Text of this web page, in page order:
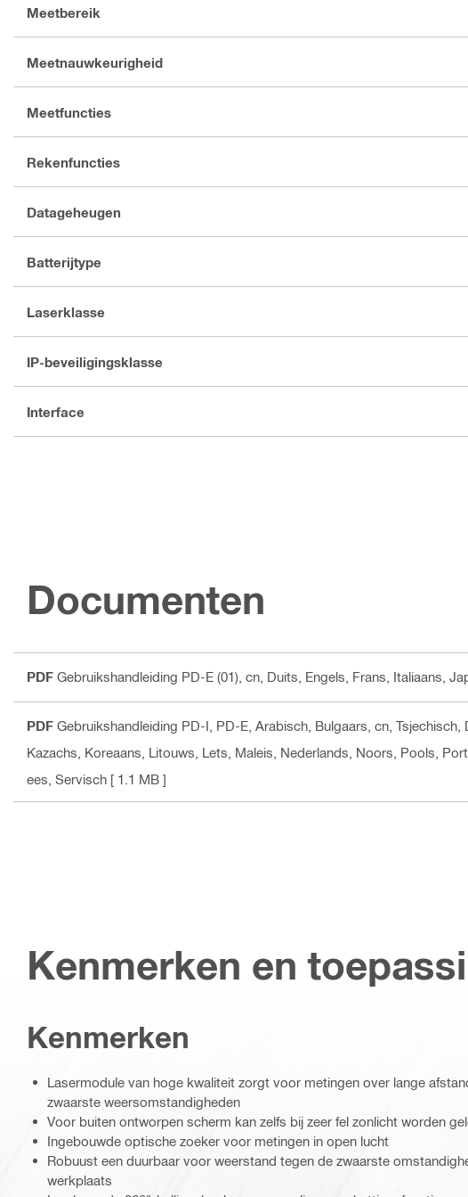
Meetbereik
Meetnauwkeurigheid
Meetfuncties
Rekenfuncties
Datageheugen
Batterijtype
Laserklasse
IP-beveiligingsklasse
Interface
Documenten
PDF Gebruikshandleiding PD-E (01) , cn, Duits, Engels, Frans, Italiaans,
PDF Gebruikshandleiding PD-I, PD-E , Arabisch, Bulgaars, cn,
Kazachs, Koreaans, Litouws, Lets, Maleis, Nederlands, Noors, Pools,
ees, Servisch [ 1.1 MB ]
Kenmerken en
Kenmerken
Lasermodule van hoge kwaliteit zorgt voor metingen over lange
zwaarste weersomstandigheden
Voor buiten ontworpen scherm kan zelfs bij zeer fel zonlicht worden
Ingebouwde optische zoeker voor metingen in open lucht
Robuust een duurbaar voor weerstand tegen de zwaarste
werkplaats